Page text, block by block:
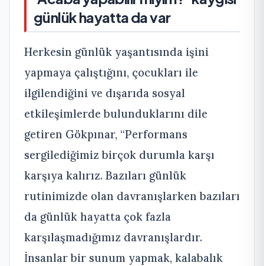
günlük hayatta da var
Herkesin günlük yaşantısında işini
yapmaya çalıştığını, çocukları ile
ilgilendiğini ve dışarıda sosyal
etkileşimlerde bulunduklarını dile
getiren Gökpınar, “Performans
sergilediğimiz birçok durumla karşı
karşıya kalırız. Bazıları günlük
rutinimizde olan davranışlarken bazıları
da günlük hayatta çok fazla
karşılaşmadığımız davranışlardır.
İnsanlar bir sunum yapmak, kalabalık